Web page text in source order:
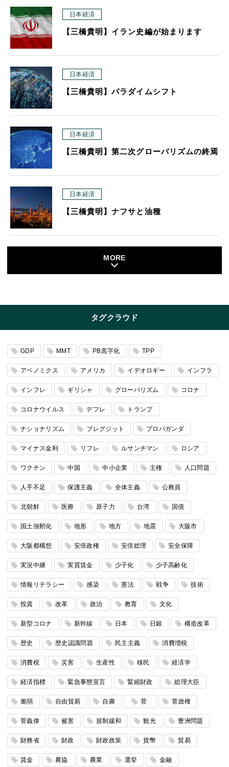
日本経済
【三橋貴明】イラン史編が始まります
日本経済
【三橋貴明】パラダイムシフト
日本経済
【三橋貴明】第二次グローバリズムの終焉
日本経済
【三橋貴明】ナフサと油種
MORE
タグクラウド
GDP MMT PB黒字化 TPP
アベノミクス アメリカ イデオロギー インフラ
インフレ ギリシャ グローバリズム コロナ
コロナウイルス デフレ トランプ
ナショナリズム ブレグジット プロパガンダ
マイナス金利 リフレ ルサンチマン ロシア
ワクチン 中国 中小企業 主権 人口問題
人手不足 保護主義 全体主義 公務員
北朝鮮 医療 原子力 台湾 国債
国土強靭化 地形 地方 地震 大阪市
大阪都構想 安倍政権 安倍総理 安全保障
実況中継 実質賃金 少子化 少子高齢化
情報リテラシー 感染 憲法 戦争 技術
投資 改革 政治 教育 文化
新型コロナ 新幹線 日本 日銀 構造改革
歴史 歴史認識問題 民主主義 消費増税
消費税 災害 生産性 移民 経済学
経済指標 緊急事態宣言 緊縮財政 総理大臣
脆弱 自由貿易 自粛 菅 菅政権
菅義偉 被害 規制緩和 観光 豊洲問題
財務省 財政 財政政策 貨幣 貿易
賃金 農協 農業 選挙 金融